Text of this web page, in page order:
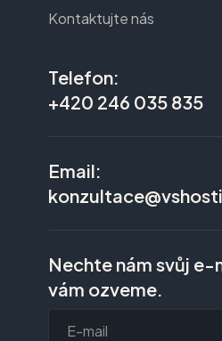
Kontaktujte nás
Telefon:
+420 246 035 835
Email:
Nechte nám svůj e-
vám ozveme.